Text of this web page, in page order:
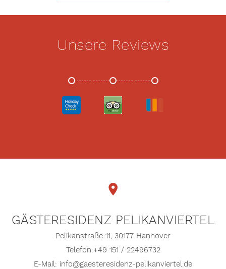
Unsere Reviews
GÄSTERESIDENZ PELIKANVIERTEL
Pelikanstraße 11, 30177 Hannover
Telefon:+49 151 / 22496732
E-Mail: info@gaesteresidenz-pelikanviertel.de